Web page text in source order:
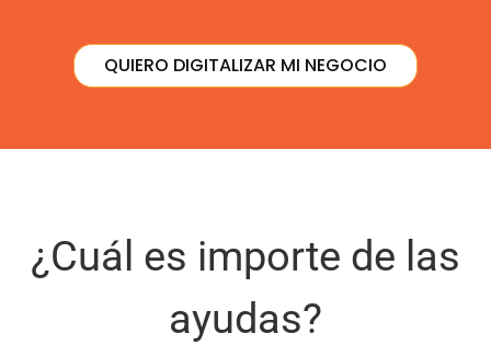
QUIERO DIGITALIZAR MI NEGOCIO
¿Cuál es importe de las
ayudas?